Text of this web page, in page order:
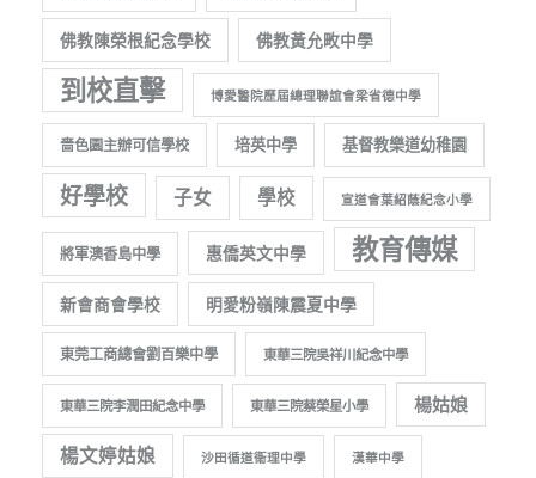
佛教陳榮根紀念學校 佛教黃允畋中學
到校直擊 博愛醫院歷屆總理聯誼會梁省德中學
嗇色園主辦可信學校 培英中學 基督教樂道幼稚園
好學校 子女 學校 宣道會葉紹蔭紀念小學
將軍澳香島中學 惠僑英文中學 教育傳媒
新會商會學校 明愛粉嶺陳震夏中學
東莞工商總會劉百樂中學 東華三院吳祥川紀念中學
東華三院李潤田紀念中學 東華三院蔡榮星小學 楊姑娘
楊文婷姑娘 沙田循道衞理中學 漢華中學